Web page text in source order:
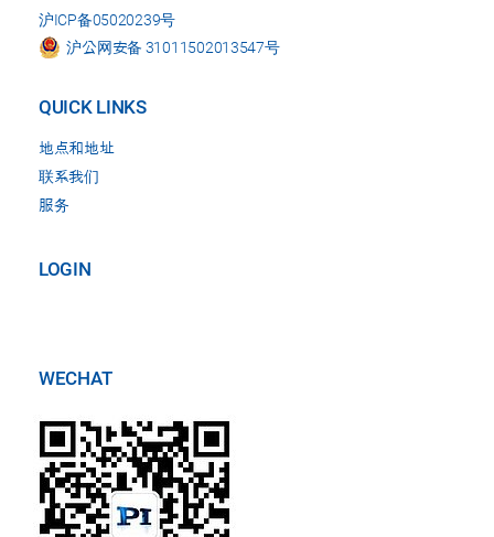
沪ICP备05020239号
沪公网安备 31011502013547号
QUICK LINKS
地点和地址
联系我们
服务
LOGIN
WECHAT